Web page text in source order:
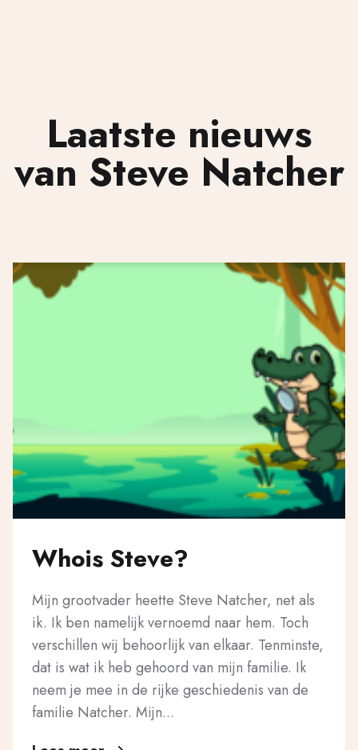
Laatste nieuws
van Steve Natcher
Whois Steve?
Mijn grootvader heette Steve Natcher, net als
ik. Ik ben namelijk vernoemd naar hem. Toch
verschillen wij behoorlijk van elkaar. Tenminste,
dat is wat ik heb gehoord van mijn familie. Ik
neem je mee in de rijke geschiedenis van de
familie Natcher. Mijn...